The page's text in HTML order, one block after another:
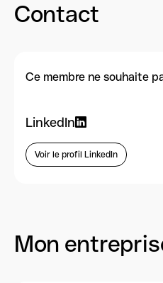
Contact
Ce membre ne souhaite
LinkedIn
Voir le profil LinkedIn
Mon